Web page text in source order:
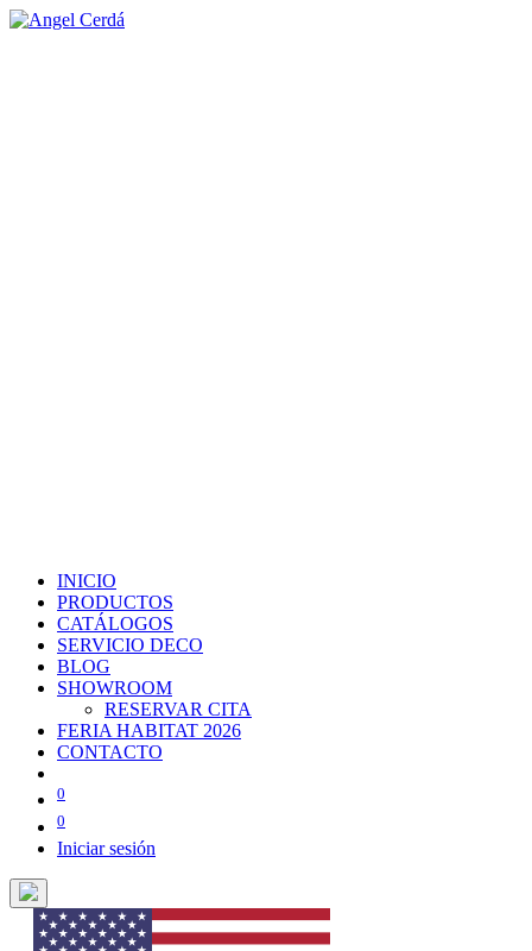
INICIO
PRODUCTOS
CATÁLOGOS
SERVICIO DECO
BLOG
SHOWROOM
RESERVAR CITA
FERIA HABITAT 2026
CONTACTO
0
0
Iniciar sesión